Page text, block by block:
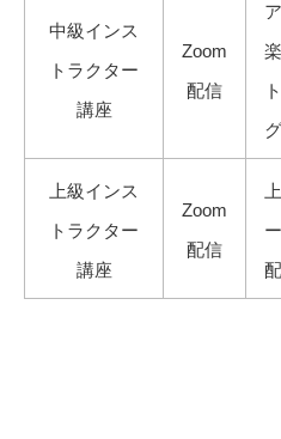
中級インス
トラクター
講座
Zoom
配信
上級インス
トラクター
講座
Zoom
配信